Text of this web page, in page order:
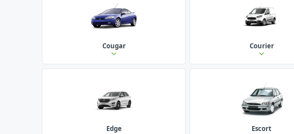
Cougar Courier
Edge Escort